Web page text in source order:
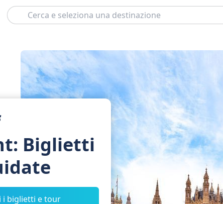
Cerca
Biglietti
i biglietti e tour